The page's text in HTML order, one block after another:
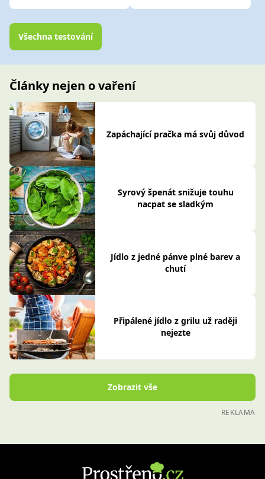
Všechna testování
Články nejen o vaření
Zapáchající pračka má svůj důvod
Syrový špenát snižuje touhu
nacpat se sladkým
Jídlo z jedné pánve plné barev a
chutí
Připálené jídlo z grilu už raději
nejezte
Zobrazit vše
REKLAMA